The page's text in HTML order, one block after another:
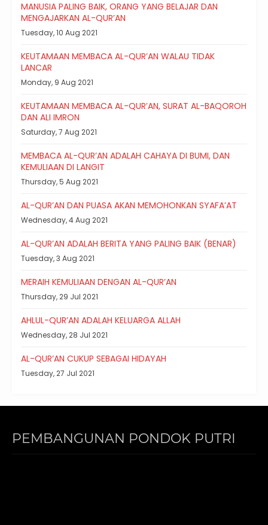
MANUSIA PALING BAIK, ORANG YANG BELAJAR DAN
MENGAJARKAN AL-QUR’AN
Tuesday, 10 Aug 2021
KEUTAMAAN MEMBACA AL-QUR’AN WALAU TIDAK
LANCAR
Monday, 9 Aug 2021
KEUTAMAAN MEMBACA AL-QUR’AN, SURAT AL-BAQOROH
DAN ALI IMRON
Saturday, 7 Aug 2021
MEMBACA AL-QUR’AN ADALAH CAHAYA DI BUMI, DAN
KEMULIAAN DI LANGIT
Thursday, 5 Aug 2021
AL-QUR’AN DAN PUASA AKAN MEMOHONKAN SYAFA’AT
Wednesday, 4 Aug 2021
AL-QUR’AN ADALAH BERITA YANG PALING BAIK (BENAR)
Tuesday, 3 Aug 2021
MERAIH KEMULIAAN DENGAN AL-QUR’AN
Thursday, 29 Jul 2021
AHLUL-QUR’AN ADALAH KELUARGA ALLAH
Wednesday, 28 Jul 2021
AL-QUR’AN CUKUP SEBAGAI HIDAYAH
Tuesday, 27 Jul 2021
PEMBANGUNAN PONDOK PUTRI